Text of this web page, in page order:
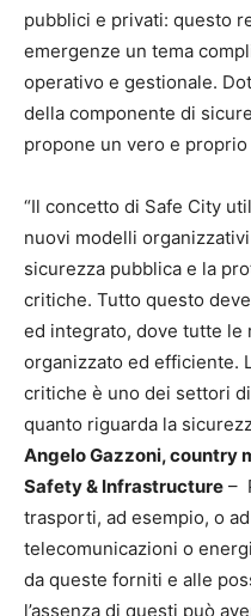
pubblici e privati: questo
emergenze un tema
operativo e gestionale.
della componente di
propone un vero e
“Il concetto di Safe City
nuovi modelli
sicurezza pubblica e la
critiche. Tutto questo
ed integrato, dove tutte le
organizzato ed efficiente.
critiche è uno dei settori
quanto riguarda la
Angelo Gazzoni, country
Safety & Infrastructure –
trasporti, ad esempio, o
telecomunicazioni o
da queste forniti e alle
l’assenza di questi può